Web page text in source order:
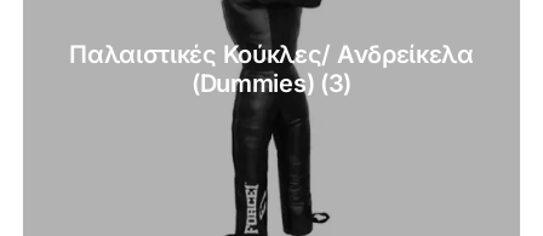
Παλαιστικές Κούκλες/ Ανδρείκελα
(Dummies) (3)